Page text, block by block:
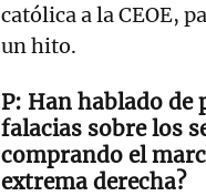
católica a la CEOE,
un hito.
Han hablado de
falacias sobre los
comprando el
extrema derecha?